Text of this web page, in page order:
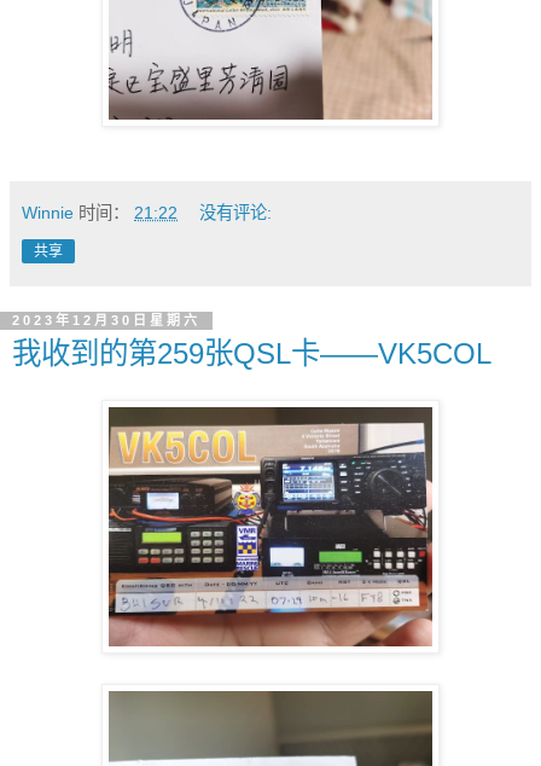
Winnie 时间： 21:22 没有评论:
共享
2023年12月30日星期六
我收到的第259张QSL卡——VK5COL